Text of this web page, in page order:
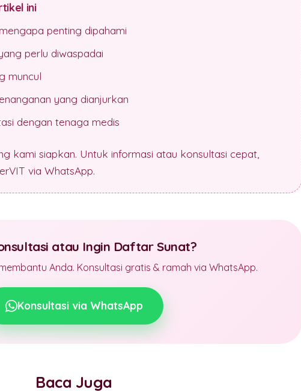
ini
penting dipahami
perlu diwaspadai
muncul
yang dianjurkan
dengan tenaga medis
kami siapkan. Untuk informasi atau konsultasi cepat,
via WhatsApp.
atau Ingin Daftar Sunat?
Anda. Konsultasi gratis & ramah via WhatsApp.
Konsultasi via WhatsApp
Baca Juga